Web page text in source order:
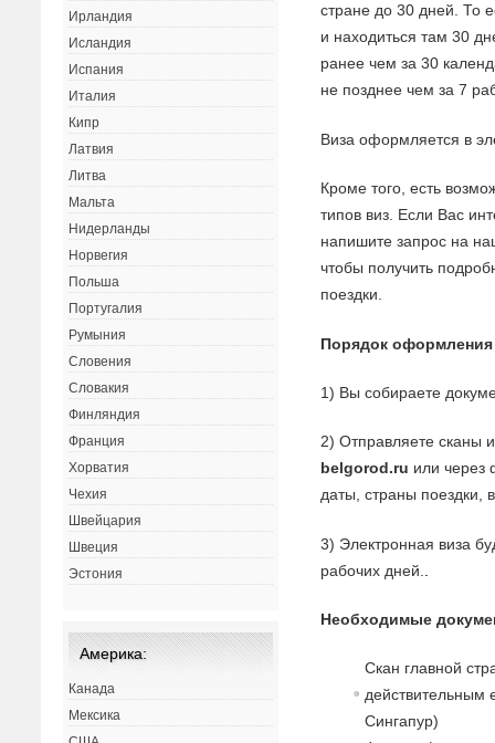
стране до 30 дней. То
и находиться там 30
ранее чем за 30
не позднее чем за 7
Виза оформляется в
Кроме того, есть
типов виз. Если Вас
напишите запрос на
чтобы получить
поездки.
Порядок
1) Вы собираете
2) Отправляете сканы
belgorod.ru или через
даты, страны поездки,
3) Электронная виза
рабочих дней.
Необходимые
Скан главной
Сингапур)
Ирландия
Исландия
Испания
Италия
Кипр
Латвия
Литва
Мальта
Нидерланды
Норвегия
Польша
Португалия
Румыния
Словения
Словакия
Финляндия
Франция
Хорватия
Чехия
Швейцария
Швеция
Эстония
Америка:
Канада
Мексика